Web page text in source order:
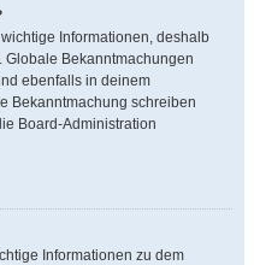
Informationen, deshalb
Bekanntmachungen
ebenfalls in deinem
Bekanntmachung schreiben
Board-Administration
Informationen zu dem